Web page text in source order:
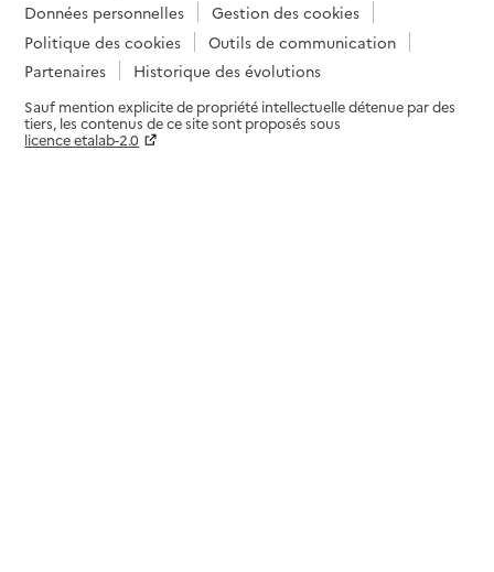
Données personnelles
Gestion des cookies
Politique des cookies
Outils de communication
Partenaires
Historique des évolutions
Sauf mention explicite de propriété intellectuelle détenue par des
tiers, les contenus de ce site sont proposés sous
licence etalab-2.0